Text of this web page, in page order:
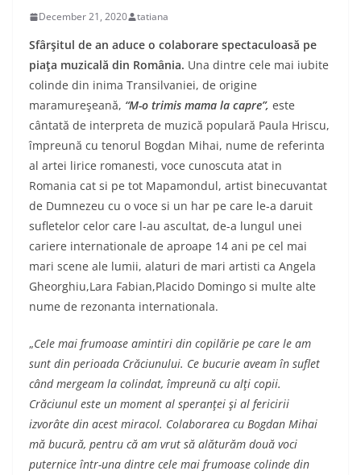
December 21, 2020 tatiana
Sfârşitul de an aduce o colaborare spectaculoasă pe
piaţa muzicală din România. Una dintre cele mai iubite
colinde din inima Transilvaniei, de origine
maramureşeană, “M-o trimis mama la capre”, este
cântată de interpreta de muzică populară Paula Hriscu,
împreună cu tenorul Bogdan Mihai, nume de referinta
al artei lirice romanesti, voce cunoscuta atat in
Romania cat si pe tot Mapamondul, artist binecuvantat
de Dumnezeu cu o voce si un har pe care le-a daruit
sufletelor celor care l-au ascultat, de-a lungul unei
cariere internationale de aproape 14 ani pe cel mai
mari scene ale lumii, alaturi de mari artisti ca Angela
Gheorghiu,Lara Fabian,Placido Domingo si multe alte
nume de rezonanta internationala.
„Cele mai frumoase amintiri din copilărie pe care le am
sunt din perioada Crăciunului. Ce bucurie aveam în suflet
când mergeam la colindat, împreună cu alţi copii.
Crăciunul este un moment al speranţei şi al fericirii
izvorâte din acest miracol. Colaborarea cu Bogdan Mihai
mă bucură, pentru că am vrut să alăturăm două voci
puternice într-una dintre cele mai frumoase colinde din